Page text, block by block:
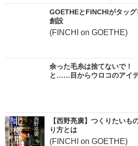
GOETHEとFINCHIがタッ
創設
(FINCHI on GOETHE)
余った毛糸は捨てないで！
と……目からウロコのアイ
【西野亮廣】つくりたいも
り方とは
(FINCHI on GOETHE)